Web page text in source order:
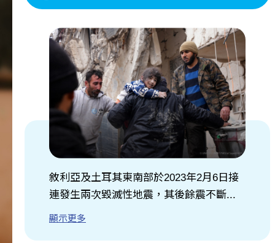
關於我們
敘利亞及土耳其東南部於2023年2月6日接
連發生兩次毀滅性地震，其後餘震不斷...
顯示更多